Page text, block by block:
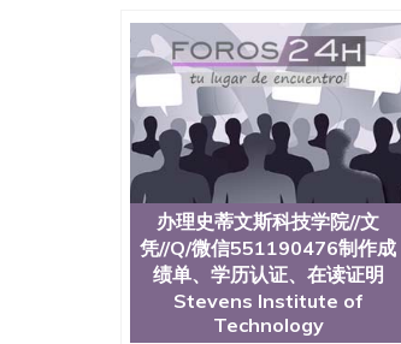
办理史蒂文斯科技学院//文
凭//Q/微信551190476制作成
绩单、学历认证、在读证明
Stevens Institute of
Technology